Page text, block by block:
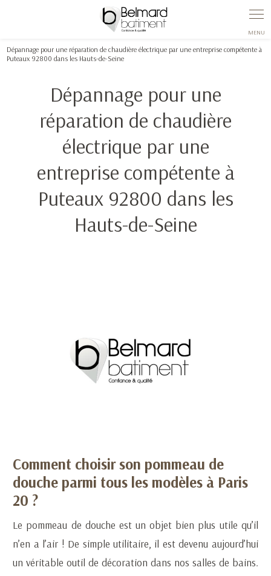
Dépannage pour une réparation de chaudière électrique par une entreprise compétente à
Puteaux 92800 dans les Hauts-de-Seine
Dépannage pour une
réparation de chaudière
électrique par une
entreprise compétente à
Puteaux 92800 dans les
Hauts-de-Seine
Comment choisir son pommeau de
douche parmi tous les modèles à Paris
20 ?
Le pommeau de douche est un objet bien plus utile qu’il
n’en a l’air ! De simple utilitaire, il est devenu aujourd’hui
un véritable outil de décoration dans nos salles de bains.